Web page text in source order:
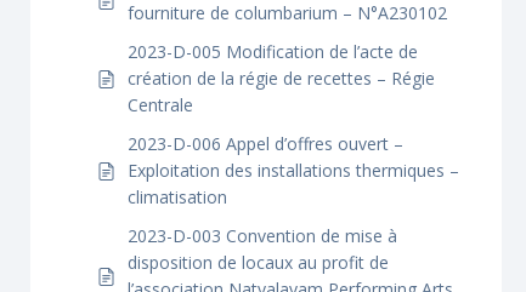
fourniture de columbarium – N°A230102
2023-D-005 Modification de l’acte de
création de la régie de recettes – Régie
Centrale
2023-D-006 Appel d’offres ouvert –
Exploitation des installations thermiques –
climatisation
2023-D-003 Convention de mise à
disposition de locaux au profit de